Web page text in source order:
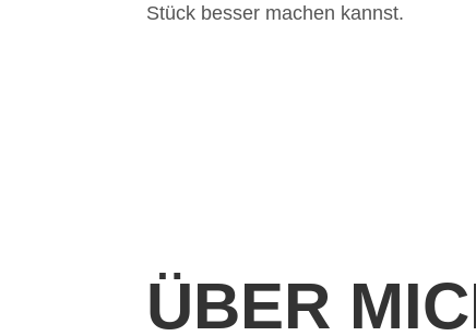
Stück besser machen kannst.
ÜBER